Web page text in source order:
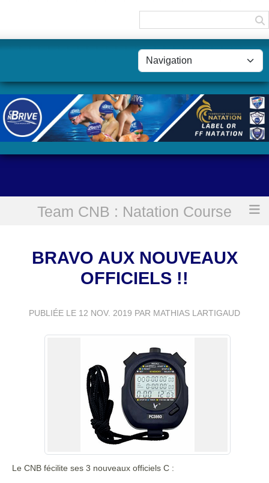
Team CNB : Natation Course
Bravo aux nouveaux officiels !!
BRAVO AUX NOUVEAUX
OFFICIELS !!
PUBLIÉE LE 12 NOV. 2019 PAR MATHIAS LARTIGAUD
Le CNB fécilite ses 3 nouveaux officiels C :